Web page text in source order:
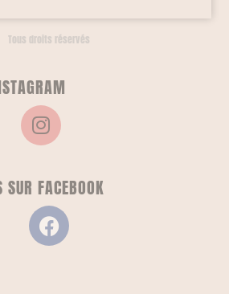
Tous droits réservés
SUR FACEBOOK